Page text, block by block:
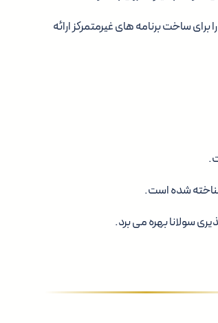
محیط توسعه دهنده پسند: سولانا ابزارهای قدرتمندی مانند Solana SDK را برای ساخت برنامه های غیرمتمرکز ارائه